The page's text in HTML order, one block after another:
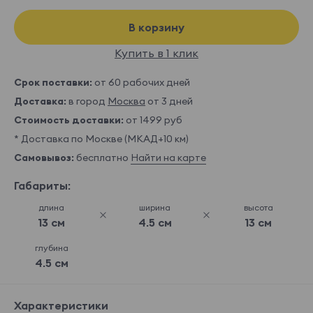
В корзину
Купить в 1 клик
Срок поставки: от 60 рабочих дней
Доставка: в город Москва от 3 дней
Стоимость доставки: от 1499 руб
* Доставка по Москве (МКАД+10 км)
Самовывоз: бесплатно Найти на карте
Габариты:
длина
13 см
ширина
4.5 см
высота
13 см
глубина
4.5 см
Характеристики